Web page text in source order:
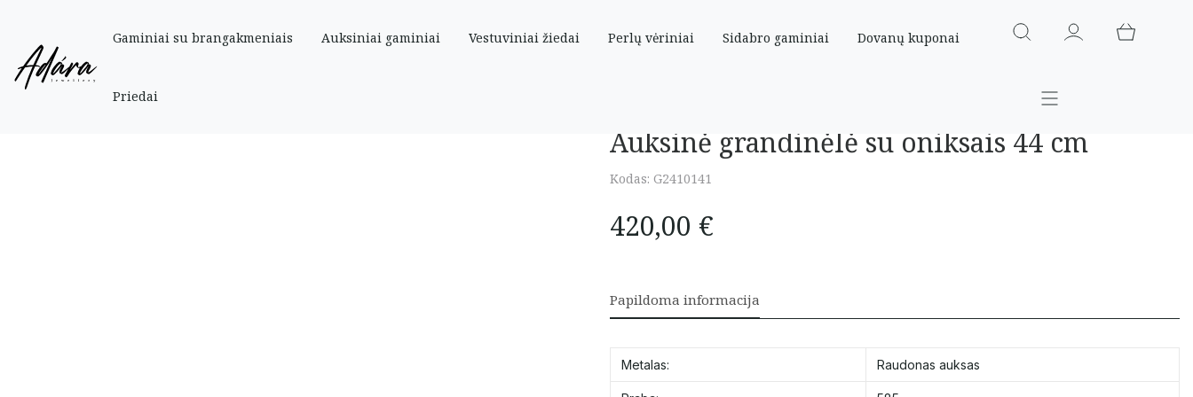
Gaminiai su brangakmeniais Auksiniai gaminiai Vestuviniai žiedai Perlų vėriniai Sidabro gaminiai Dovanų kuponai
Priedai
Pradinis Parduotuve » Auksiniai
Auksinė grandinėlė su oniksais 44 cm
Kodas: G2410141
420,00 €
Papildoma informacija
Metalas: Raudonas auksas